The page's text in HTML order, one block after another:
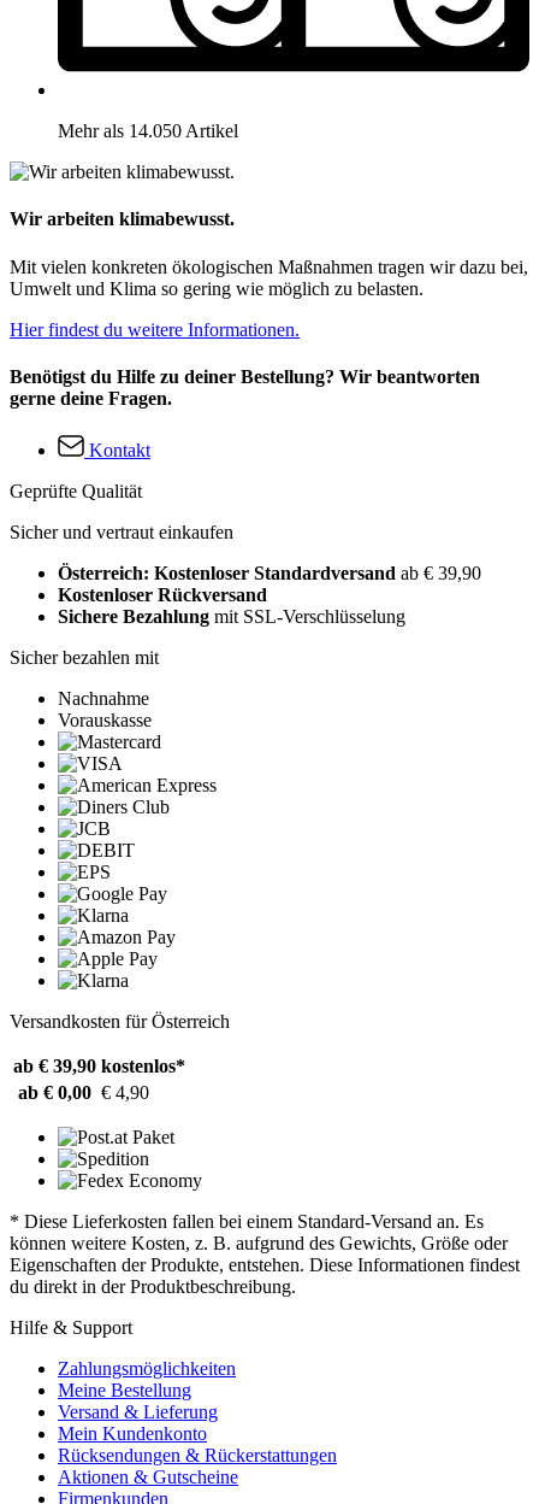
Mehr als 14.050 Artikel
Wir arbeiten klimabewusst.
Mit vielen konkreten ökologischen Maßnahmen tragen wir dazu bei,
Umwelt und Klima so gering wie möglich zu belasten.
Hier findest du weitere Informationen.
Benötigst du Hilfe zu deiner Bestellung? Wir beantworten
gerne deine Fragen.
Kontakt
Geprüfte Qualität
Sicher und vertraut einkaufen
Österreich: Kostenloser Standardversand ab € 39,90
Kostenloser Rückversand
Sichere Bezahlung mit SSL-Verschlüsselung
Sicher bezahlen mit
Nachnahme
Vorauskasse
Versandkosten für Österreich
ab € 39,90 kostenlos*
ab € 0,00 € 4,90
* Diese Lieferkosten fallen bei einem Standard-Versand an. Es
können weitere Kosten, z. B. aufgrund des Gewichts, Größe oder
Eigenschaften der Produkte, entstehen. Diese Informationen findest
du direkt in der Produktbeschreibung.
Hilfe & Support
Zahlungsmöglichkeiten
Meine Bestellung
Versand & Lieferung
Mein Kundenkonto
Rücksendungen & Rückerstattungen
Aktionen & Gutscheine
Firmenkunden